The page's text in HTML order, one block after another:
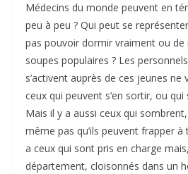
Médecins du monde peuvent en
peu à peu ? Qui peut se
pas pouvoir dormir vraiment ou de
soupes populaires ? Les
s’activent auprès de ces jeunes ne
ceux qui peuvent s’en sortir, ou qui
Mais il y a aussi ceux qui
même pas qu’ils peuvent frapper
a ceux qui sont pris en charge
département, cloisonnés dans un